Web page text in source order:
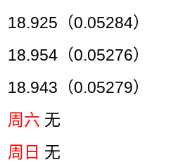
18.925（0.05284）
18.954（0.05276）
18.943（0.05279）
周六 无
周日 无